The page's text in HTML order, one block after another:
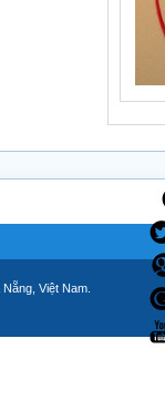
Việt Nam.